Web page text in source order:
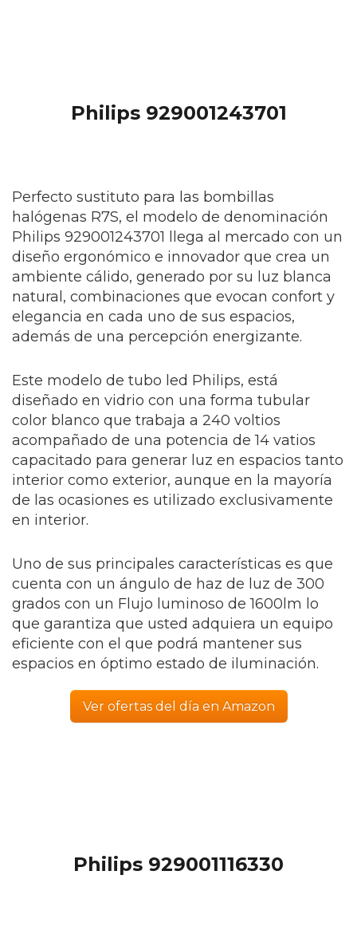
Philips 929001243701
Perfecto sustituto para las bombillas
halógenas R7S, el modelo de denominación
Philips 929001243701 llega al mercado con un
diseño ergonómico e innovador que crea un
ambiente cálido, generado por su luz blanca
natural, combinaciones que evocan confort y
elegancia en cada uno de sus espacios,
además de una percepción energizante.
Este modelo de tubo led Philips, está
diseñado en vidrio con una forma tubular
color blanco que trabaja a 240 voltios
acompañado de una potencia de 14 vatios
capacitado para generar luz en espacios tanto
interior como exterior, aunque en la mayoría
de las ocasiones es utilizado exclusivamente
en interior.
Uno de sus principales características es que
cuenta con un ángulo de haz de luz de 300
grados con un Flujo luminoso de 1600lm lo
que garantiza que usted adquiera un equipo
eficiente con el que podrá mantener sus
espacios en óptimo estado de iluminación.
Ver ofertas del día en Amazon
Philips 929001116330